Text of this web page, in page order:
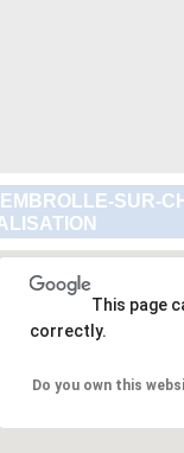
SUR-
This page
correctly.
Do you own this